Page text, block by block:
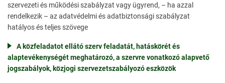
szervezeti és működési szabályzat vagy ügyrend, – ha azzal
rendelkezik – az adatvédelmi és adatbiztonsági szabályzat
hatályos és teljes szövege
A közfeladatot ellátó szerv feladatát, hatáskörét és
alaptevékenységét meghatározó, a szervre vonatkozó alapvető
jogszabályok, közjogi szervezetszabályozó eszközök